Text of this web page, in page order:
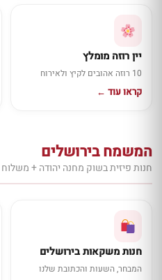
יין רוזה מומלץ
10 רוזה אהובים לקיץ ולאירוח
קראו עוד ←
המשמח בירושלים
חנות פיזית בשוק מחנה יהודה +
חנות משקאות בירושלים
המבחר, השעות והכתובת שלנו